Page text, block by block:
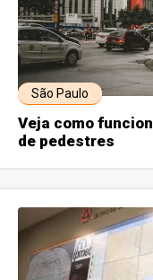
São Paulo
Veja como
de pedestres